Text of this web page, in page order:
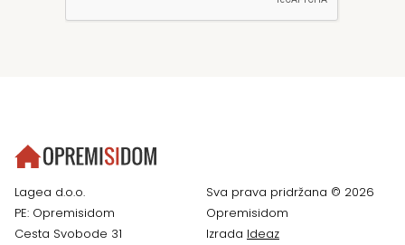
Lagea d.o.o.
PE: Opremisidom
Cesta Svobode 31
Sva prava pridržana © 2026
Opremisidom
Izrada Ideaz